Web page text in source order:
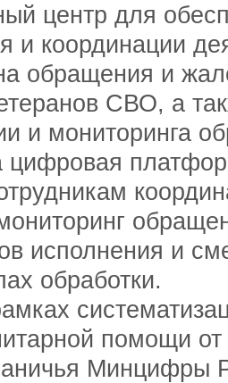
центр для
и координации
обращения и
СВО, а
и мониторинга
цифровая
исполнения и
обработки.
помощи
Минцифры